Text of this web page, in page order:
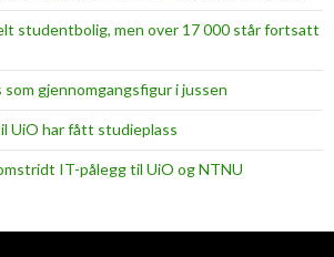
studentbolig, men over 17 000 står fortsatt
gjennomgangsfigur i jussen
UiO har fått studieplass
IT-pålegg til UiO og NTNU